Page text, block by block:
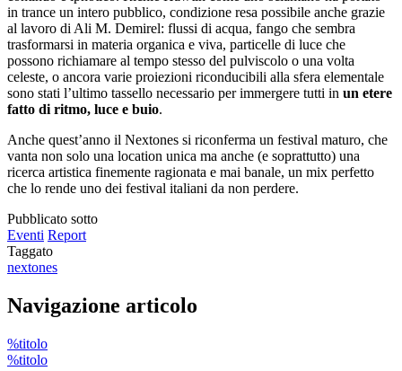
in trance un intero pubblico, condizione resa possibile anche grazie
al lavoro di Ali M. Demirel: flussi di acqua, fango che sembra
trasformarsi in materia organica e viva, particelle di luce che
possono richiamare al tempo stesso del pulviscolo o una volta
celeste, o ancora varie proiezioni riconducibili alla sfera elementale
sono stati l’ultimo tassello necessario per immergere tutti in un etere
fatto di ritmo, luce e buio.
Anche quest’anno il Nextones si riconferma un festival maturo, che
vanta non solo una location unica ma anche (e soprattutto) una
ricerca artistica finemente ragionata e mai banale, un mix perfetto
che lo rende uno dei festival italiani da non perdere.
Pubblicato sotto
Eventi Report
Taggato
nextones
Navigazione articolo
%titolo
%titolo